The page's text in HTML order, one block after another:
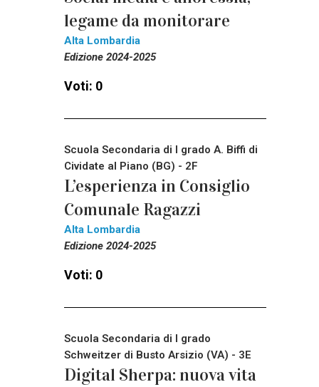
legame da monitorare
Alta Lombardia
Edizione 2024-2025
Voti: 0
Scuola Secondaria di I grado A. Biffi di
Cividate al Piano (BG) - 2F
L’esperienza in Consiglio
Comunale Ragazzi
Alta Lombardia
Edizione 2024-2025
Voti: 0
Scuola Secondaria di I grado
Schweitzer di Busto Arsizio (VA) - 3E
Digital Sherpa: nuova vita